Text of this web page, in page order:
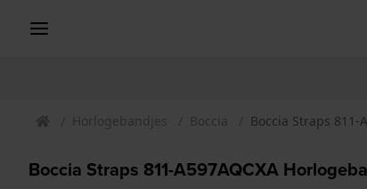
Horlogebandjes Boccia Boccia Straps 811-
Boccia Straps 811-A597AQCXA